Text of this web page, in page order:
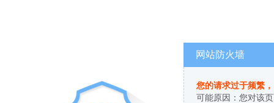
网站防火墙
您的请求过于频繁
可能原因：您对该